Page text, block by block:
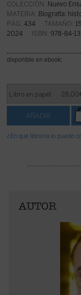
COLECCIÓN: Nuevo
MATERIA: Biografía:
PÁG: 434 TAMAÑO:
2024 ISBN: 978-84-
disponible en ebook:
¿En qué librería lo puedo
AUTOR